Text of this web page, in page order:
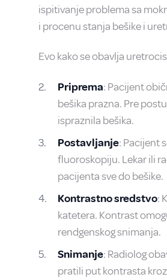
ispitivanje problema sa
i procenu stanja bešike i
Evo kako se obavlja
Priprema: Pacijent
bešika prazna. Pre
ispraznila bešika.
Postavljanje: Pacijent
fluoroskopiju. Lekar ili
pacijenta sve do bešike.
Kontrastno sredstvo:
katetera. Kontrast
rendgenskog snimanja.
Snimanje: Radiolog
pratili put kontrasta